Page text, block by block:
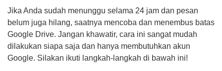
Jika Anda sudah menunggu selama 24 jam dan pesan
belum juga hilang, saatnya mencoba dan menembus batas
Google Drive. Jangan khawatir, cara ini sangat mudah
dilakukan siapa saja dan hanya membutuhkan akun
Google. Silakan ikuti langkah-langkah di bawah ini!